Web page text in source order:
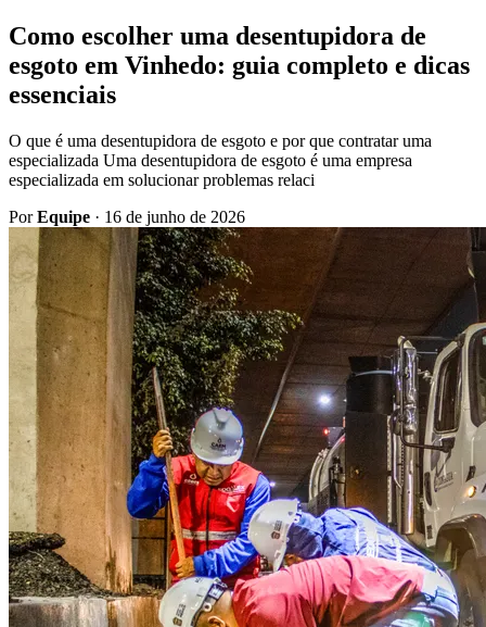
Como escolher uma desentupidora de
esgoto em Vinhedo: guia completo e dicas
essenciais
O que é uma desentupidora de esgoto e por que contratar uma
especializada Uma desentupidora de esgoto é uma empresa
especializada em solucionar problemas relaci
PorEquipe · 16 de junho de 2026